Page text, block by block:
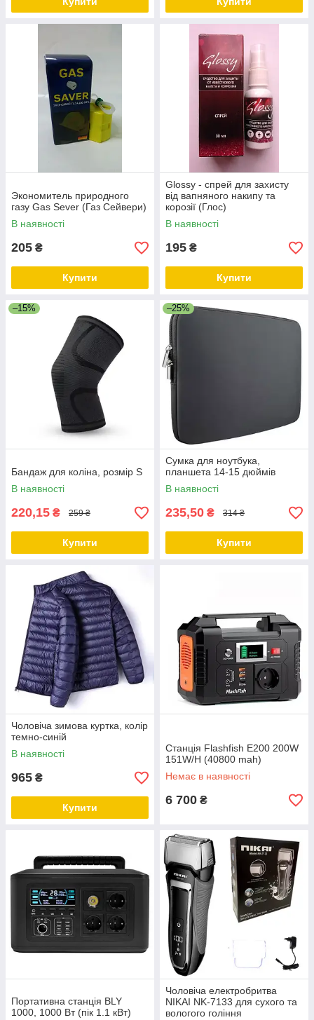
Экономитель природного
газу Gas Sever (Газ Сейвери)
В наявності
205 ₴
Купити
Glossy - спрей для захисту
від вапняного накипу та
корозії (Глос)
В наявності
195 ₴
Купити
–15%
Бандаж для коліна, розмір S
В наявності
220,15 ₴ 259 ₴
Купити
–25%
Сумка для ноутбука,
планшета 14-15 дюймів
В наявності
235,50 ₴ 314 ₴
Купити
Чоловіча зимова куртка, колір
темно-синій
В наявності
965 ₴
Купити
Станція Flashfish E200 200W
151W/H (40800 mah)
Немає в наявності
6 700 ₴
Портативна станція BLY
1000, 1000 Вт (пік 1.1 кВт)
Чоловіча електробритва
NIKAI NK-7133 для сухого та
вологого гоління